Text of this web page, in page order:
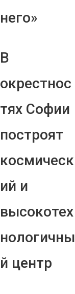
него»
В
окрестнос
тях Софии
построят
космическ
ий и
высокотех
нологичны
й центр